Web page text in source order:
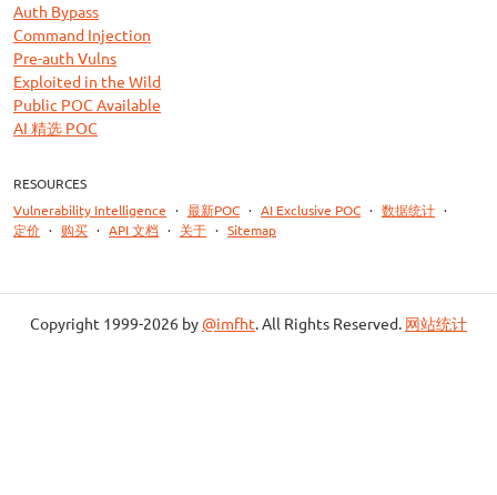
Auth Bypass
Command Injection
Pre-auth Vulns
Exploited in the Wild
Public POC Available
AI 精选 POC
RESOURCES
Vulnerability Intelligence · 最新POC · AI Exclusive POC · 数据统计 ·
定价 · 购买 · API 文档 · 关于 · Sitemap
Copyright 1999-2026 by @imfht. All Rights Reserved. 网站统计